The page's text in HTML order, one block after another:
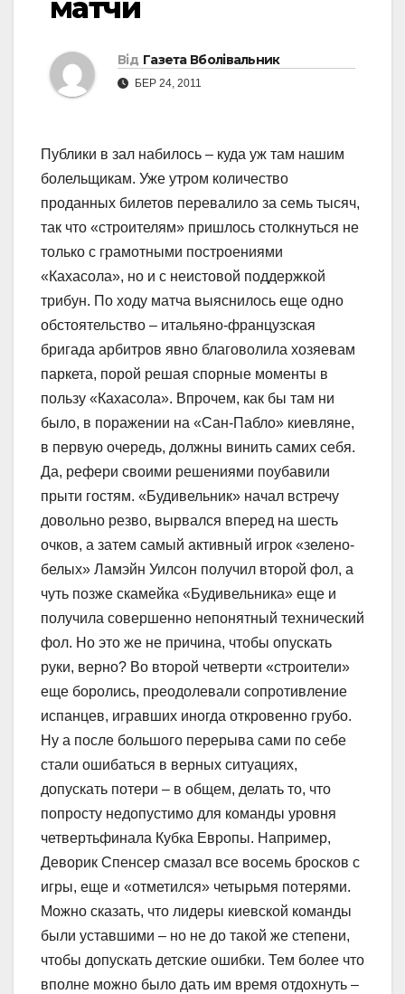
матчи
Від Газета Вболівальник
БЕР 24, 2011
Публики в зал набилось – куда уж там нашим
болельщикам. Уже утром количество
проданных билетов перевалило за семь тысяч,
так что «строителям» пришлось столкнуться не
только с грамотными построениями
«Кахасола», но и с неистовой поддержкой
трибун. По ходу матча выяснилось еще одно
обстоятельство – итальяно-французская
бригада арбитров явно благоволила хозяевам
паркета, порой решая спорные моменты в
пользу «Кахасола». Впрочем, как бы там ни
было, в поражении на «Сан-Пабло» киевляне,
в первую очередь, должны винить самих себя.
Да, рефери своими решениями поубавили
прыти гостям. «Будивельник» начал встречу
довольно резво, вырвался вперед на шесть
очков, а затем самый активный игрок «зелено-
белых» Ламэйн Уилсон получил второй фол, а
чуть позже скамейка «Будивельника» еще и
получила совершенно непонятный технический
фол. Но это же не причина, чтобы опускать
руки, верно? Во второй четверти «строители»
еще боролись, преодолевали сопротивление
испанцев, игравших иногда откровенно грубо.
Ну а после большого перерыва сами по себе
стали ошибаться в верных ситуациях,
допускать потери – в общем, делать то, что
попросту недопустимо для команды уровня
четвертьфинала Кубка Европы. Например,
Деворик Спенсер смазал все восемь бросков с
игры, еще и «отметился» четырьмя потерями.
Можно сказать, что лидеры киевской команды
были уставшими – но не до такой же степени,
чтобы допускать детские ошибки. Тем более что
вполне можно было дать им время отдохнуть –